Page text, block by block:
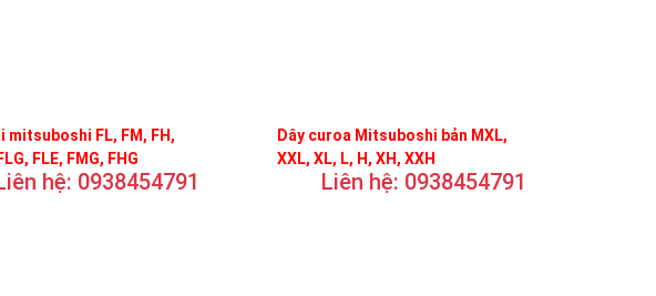
mitsuboshi FL, FM, FH,
FLE, FMG, FHG
hệ: 0938454791
Dây curoa Mitsuboshi bản MXL,
XXL, XL, L, H, XH, XXH
Liên hệ: 0938454791